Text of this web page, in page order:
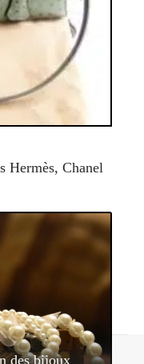
Hermès, Chanel
des bijoux
Sitemap